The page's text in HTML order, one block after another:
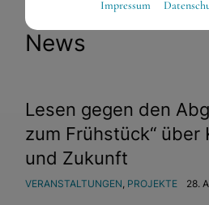
News
Lesen gegen den
zum Frühstück“ über
und Zukunft
VERANSTALTUNGEN, PROJEKTE 28.
Essenzielle Cookies ermöglichen
und sind für die einwandfreie
Spracheinstellungen
Externe Medien
Wenn Cookies von externen
Impressum